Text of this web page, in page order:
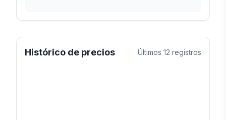
Histórico de precios Últimos 12 registros